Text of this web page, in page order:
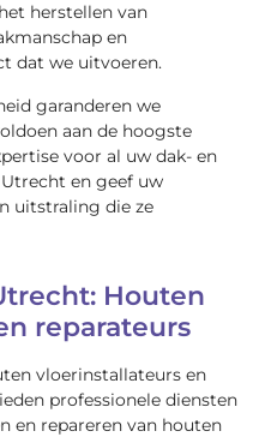
herstellen van
en
dat we uitvoeren.
garanderen we
aan de hoogste
voor al uw dak- en
en geef uw
uitstraling die ze
Houten
reparateurs
vloerinstallateurs en
professionele diensten
en repareren van houten